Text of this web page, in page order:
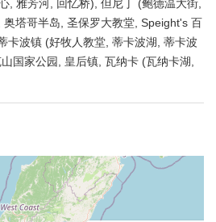
, 雅芳河, 回忆桥), 但尼丁 (鲍德温大街,
塔哥半岛, 圣保罗大教堂, Speight's 百
卡波镇 (好牧人教堂, 蒂卡波湖, 蒂卡波
国家公园, 皇后镇, 瓦纳卡 (瓦纳卡湖,